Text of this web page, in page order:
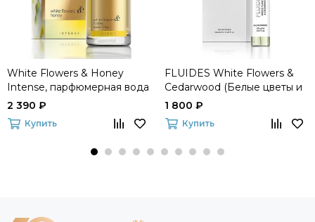
White Flowers & Honey
Intense, парфюмерная вода
2 390 ₽
Купить
FLUIDES White Flowers &
Cedarwood (Белые цветы и
кедр), парфюмерная вода
1 800 ₽
Купить